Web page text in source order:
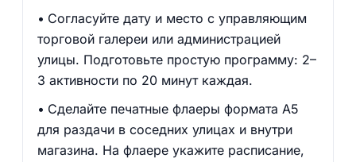
Согласуйте дату и место с управляющим
торговой галереи или администрацией
улицы. Подготовьте простую программу: 2–
3 активности по 20 минут каждая.
Сделайте печатные флаеры формата A5
для раздачи в соседних улицах и внутри
магазина. На флаере укажите расписание,